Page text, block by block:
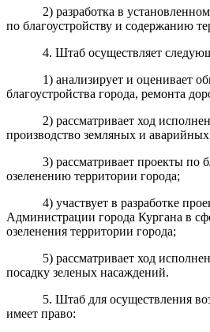
2) разработка в
по благоустройству и содержанию
4. Штаб осуществляет
1) анализирует и оценивает
благоустройства города, ремонта
2) рассматривает ход
производство земляных и аварийных
3) рассматривает проекты по
озеленению территории города;
4) участвует в разработке
Администрации города Кургана в
озеленения территории города;
5) рассматривает ход
посадку зеленых насаждений.
5. Штаб для осуществления
имеет право: